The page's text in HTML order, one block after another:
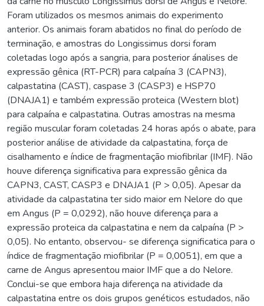
Foram utilizados os mesmos animais do experimento
anterior. Os animais foram abatidos no final do período de
terminação, e amostras do Longissimus dorsi foram
coletadas logo após a sangria, para posterior ánalises de
expressão gênica (RT-PCR) para calpaína 3 (CAPN3),
calpastatina (CAST), caspase 3 (CASP3) e HSP70
(DNAJA1) e também expressão proteica (Western blot)
para calpaína e calpastatina. Outras amostras na mesma
região muscular foram coletadas 24 horas após o abate, para
posterior análise de atividade da calpastatina, força de
cisalhamento e índice de fragmentação miofibrilar (IMF). Não
houve diferença significativa para expressão gênica da
CAPN3, CAST, CASP3 e DNAJA1 (P > 0,05). Apesar da
atividade da calpastatina ter sido maior em Nelore do que
em Angus (P = 0,0292), não houve diferença para a
expressão proteica da calpastatina e nem da calpaína (P >
0,05). No entanto, observou- se diferença significatica para o
índice de fragmentação miofibrilar (P = 0,0051), em que a
carne de Angus apresentou maior IMF que a do Nelore.
Conclui-se que embora haja diferença na atividade da
calpastatina entre os dois grupos genéticos estudados, não